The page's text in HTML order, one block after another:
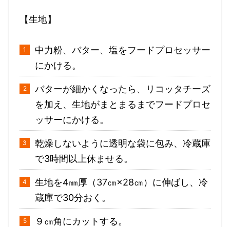
【生地】
中力粉、バター、塩をフードプロセッサー
にかける。
バターが細かくなったら、リコッタチーズ
を加え、生地がまとまるまでフードプロセ
ッサーにかける。
乾燥しないように透明な袋に包み、冷蔵庫
で3時間以上休ませる。
生地を4㎜厚（37㎝×28㎝）に伸ばし、冷
蔵庫で30分おく。
９㎝角にカットする。